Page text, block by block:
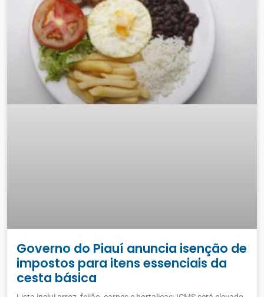
​Governo do Piauí anuncia isenção de
impostos para itens essenciais da
cesta básica